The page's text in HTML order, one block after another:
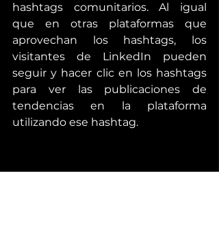
hashtags comunitarios. Al igual
que en otras plataformas que
aprovechan los hashtags, los
visitantes de LinkedIn pueden
seguir y hacer clic en los hashtags
para ver las publicaciones de
tendencias en la plataforma
utilizando ese hashtag.